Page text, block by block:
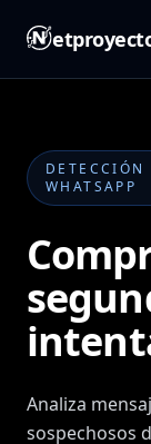
DETECCIÓN
WHATSAPP
Analiza
sospechosos